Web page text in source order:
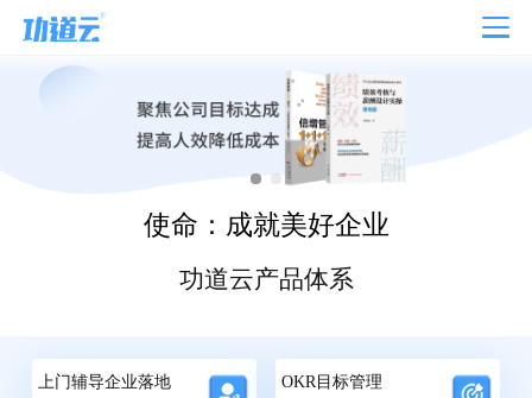
使命：成就美好企业
功道云产品体系
上门辅导企业落地 OKR目标管理